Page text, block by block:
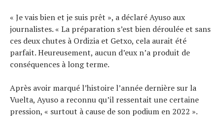
« Je vais bien et je suis prêt », a déclaré Ayuso aux
journalistes. « La préparation s’est bien déroulée et sans
ces deux chutes à Ordizia et Getxo, cela aurait été
parfait. Heureusement, aucun d’eux n’a produit de
conséquences à long terme.
Après avoir marqué l’histoire l’année dernière sur la
Vuelta, Ayuso a reconnu qu’il ressentait une certaine
pression, « surtout à cause de son podium en 2022 ».